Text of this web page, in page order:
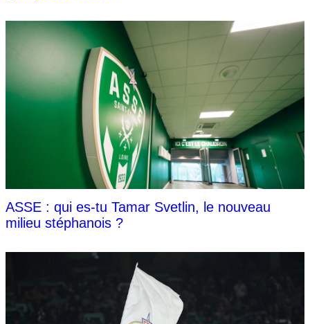
ASSE : qui es-tu Tamar Svetlin, le nouveau
milieu stéphanois ?